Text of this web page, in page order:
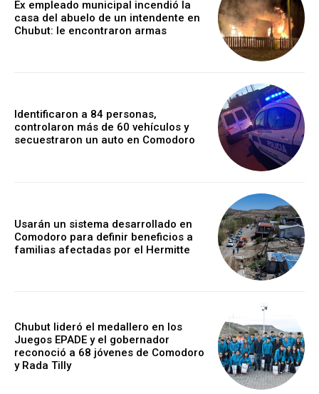
Ex empleado municipal incendió la
casa del abuelo de un intendente en
Chubut: le encontraron armas
Identificaron a 84 personas,
controlaron más de 60 vehículos y
secuestraron un auto en Comodoro
Usarán un sistema desarrollado en
Comodoro para definir beneficios a
familias afectadas por el Hermitte
Chubut lideró el medallero en los
Juegos EPADE y el gobernador
reconoció a 68 jóvenes de Comodoro
y Rada Tilly